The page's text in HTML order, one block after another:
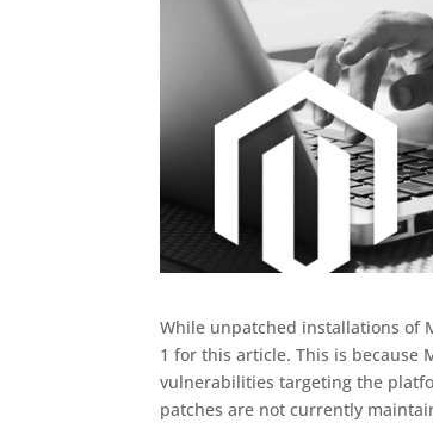
While unpatched installations of
1 for this article. This is because
vulnerabilities targeting the
patches are not currently